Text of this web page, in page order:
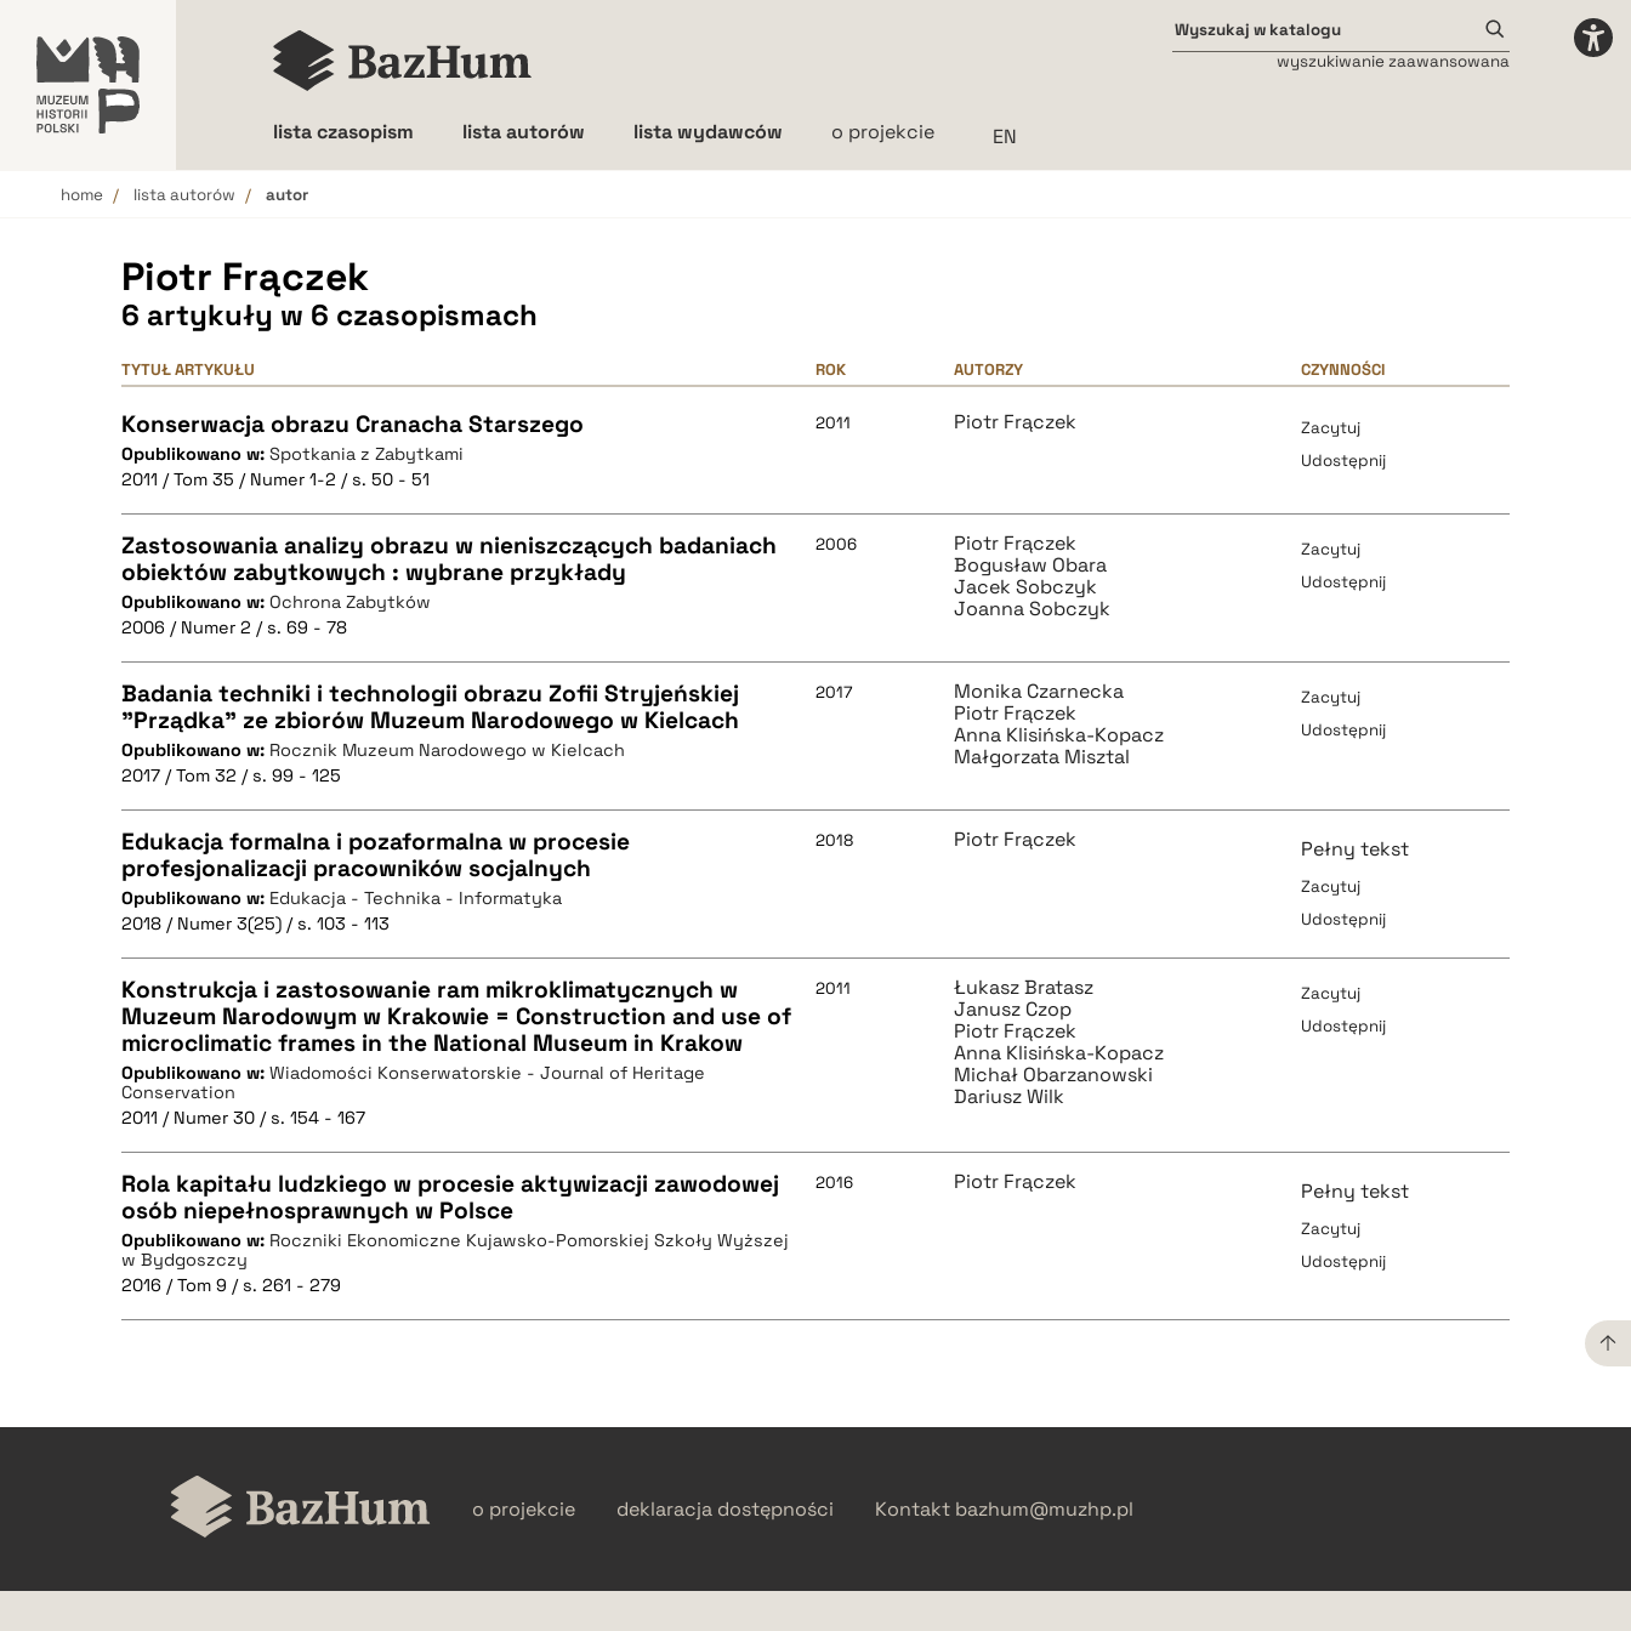
lista czasopism lista autorów lista wydawców o projekcie
wyszukiwanie zaawansowana
home lista autorów autor
Piotr Frączek
6 artykuły w 6 czasopismach
TYTUŁ ARTYKUŁU ROK AUTORZY CZYNNOŚCI
Konserwacja obrazu Cranacha Starszego
Opublikowano w: Spotkania z Zabytkami
2011 / Tom 35 / Numer 1-2 / s. 50 - 51
2011 Piotr Frączek
Zacytuj
Udostępnij
CZYSTY TEKST
pobierz cytat
BIBTEX
Zastosowania analizy obrazu w nieniszczących badaniach
obiektów zabytkowych : wybrane przykłady
Opublikowano w: Ochrona Zabytków
2006 / Numer 2 / s. 69 - 78
2006
Piotr Frączek
Bogusław Obara
Jacek Sobczyk
Joanna Sobczyk
Zacytuj
Udostępnij
CZYSTY TEKST
pobierz cytat
BIBTEX
Badania techniki i technologii obrazu Zofii Stryjeńskiej
"Prządka" ze zbiorów Muzeum Narodowego w Kielcach
Opublikowano w: Rocznik Muzeum Narodowego w Kielcach
2017 / Tom 32 / s. 99 - 125
2017
Monika Czarnecka
Piotr Frączek
Anna Klisińska-Kopacz
Małgorzata Misztal
Zacytuj
Udostępnij
CZYSTY TEKST
pobierz cytat
BIBTEX
Edukacja formalna i pozaformalna w procesie
profesjonalizacji pracowników socjalnych
Opublikowano w: Edukacja - Technika - Informatyka
2018 / Numer 3(25) / s. 103 - 113
2018 Piotr Frączek Pełny tekst
Zacytuj
Udostępnij
CZYSTY TEKST
BIBTEX
pobierz cytat
Konstrukcja i zastosowanie ram mikroklimatycznych w
Muzeum Narodowym w Krakowie = Construction and use of
microclimatic frames in the National Museum in Krakow
Opublikowano w: Wiadomości Konserwatorskie - Journal of Heritage
Conservation
2011 / Numer 30 / s. 154 - 167
2011
Łukasz Bratasz
Janusz Czop
Piotr Frączek
Anna Klisińska-Kopacz
Michał Obarzanowski
Dariusz Wilk
Zacytuj
Udostępnij
CZYSTY TEKST
pobierz cytat
Rola kapitału ludzkiego w procesie aktywizacji zawodowej
osób niepełnosprawnych w Polsce
Opublikowano w: Roczniki Ekonomiczne Kujawsko-Pomorskiej Szkoły Wyższej
w Bydgoszczy
2016 / Tom 9 / s. 261 - 279
2016 Piotr Frączek Pełny tekst
Zacytuj
Udostępnij
pobierz cytat
o projekcie deklaracja dostępności Kontakt bazhum@muzhp.pl